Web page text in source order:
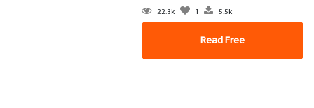
22.3k 1 5.5k
Read Free